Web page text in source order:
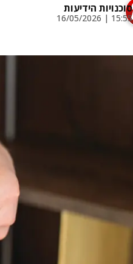
סוכנויות הידיעות
15:55 | 16/05/2026